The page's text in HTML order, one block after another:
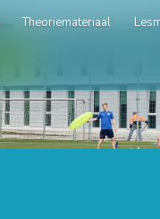
Theoriemateriaal